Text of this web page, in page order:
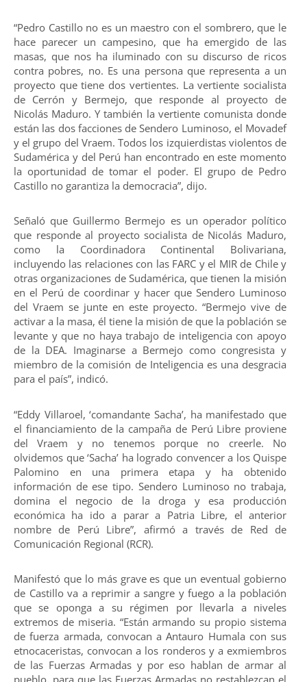
“Pedro Castillo no es un maestro con el sombrero, que le
hace parecer un campesino, que ha emergido de las
masas, que nos ha iluminado con su discurso de ricos
contra pobres, no. Es una persona que representa a un
proyecto que tiene dos vertientes. La vertiente socialista
de Cerrón y Bermejo, que responde al proyecto de
Nicolás Maduro. Y también la vertiente comunista donde
están las dos facciones de Sendero Luminoso, el Movadef
y el grupo del Vraem. Todos los izquierdistas violentos de
Sudamérica y del Perú han encontrado en este momento
la oportunidad de tomar el poder. El grupo de Pedro
Castillo no garantiza la democracia”, dijo.
Señaló que Guillermo Bermejo es un operador político
que responde al proyecto socialista de Nicolás Maduro,
como la Coordinadora Continental Bolivariana,
incluyendo las relaciones con las FARC y el MIR de Chile y
otras organizaciones de Sudamérica, que tienen la misión
en el Perú de coordinar y hacer que Sendero Luminoso
del Vraem se junte en este proyecto. “Bermejo vive de
activar a la masa, él tiene la misión de que la población se
levante y que no haya trabajo de inteligencia con apoyo
de la DEA. Imaginarse a Bermejo como congresista y
miembro de la comisión de Inteligencia es una desgracia
para el país”, indicó.
“Eddy Villaroel, ‘comandante Sacha’, ha manifestado que
el financiamiento de la campaña de Perú Libre proviene
del Vraem y no tenemos porque no creerle. No
olvidemos que ‘Sacha’ ha logrado convencer a los Quispe
Palomino en una primera etapa y ha obtenido
información de ese tipo. Sendero Luminoso no trabaja,
domina el negocio de la droga y esa producción
económica ha ido a parar a Patria Libre, el anterior
nombre de Perú Libre”, afirmó a través de Red de
Comunicación Regional (RCR).
Manifestó que lo más grave es que un eventual gobierno
de Castillo va a reprimir a sangre y fuego a la población
que se oponga a su régimen por llevarla a niveles
extremos de miseria. “Están armando su propio sistema
de fuerza armada, convocan a Antauro Humala con sus
etnocaceristas, convocan a los ronderos y a exmiembros
de las Fuerzas Armadas y por eso hablan de armar al